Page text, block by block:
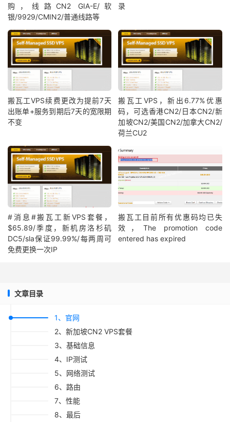
购，线路CN2 GIA-E/软
银/9929/CMIN2/普通线路等
录
搬瓦工VPS续费更改为提前7天
出账单+服务到期后7天的宽限期
不变
搬瓦工VPS，新出6.77%优惠
码，可选香港CN2/日本CN2/新
加坡CN2/美国CN2/加拿大CN2/
荷兰CU2
#消息#搬瓦工新VPS套餐，
$65.89/季度，新机房洛杉矶
DC5/sla保证99.99%/每两周可
免费更换一次IP
搬瓦工目前所有优惠码均已失
效，The promotion code
entered has expired
文章目录
1、官网
2、新加坡CN2 VPS套餐
3、基础信息
4、IP测试
5、网络测试
6、路由
7、性能
8、最后